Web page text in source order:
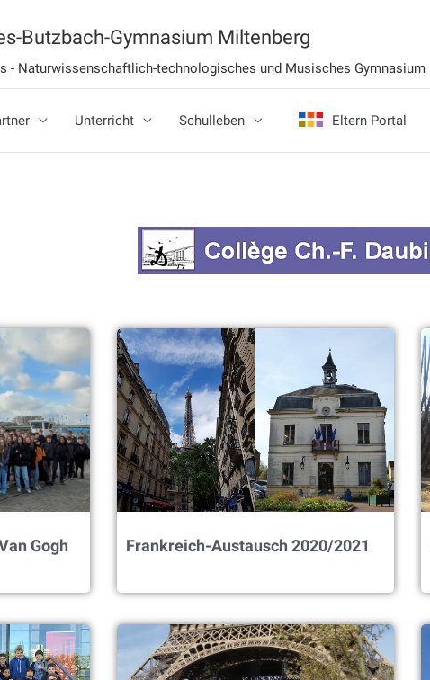
Butzbach-Gymnasium Miltenberg
- Naturwissenschaftlich-technologisches und Musisches Gymnasium
Unterricht Schulleben Eltern-Portal
Gogh
Frankreich-Austausch 2020/2021